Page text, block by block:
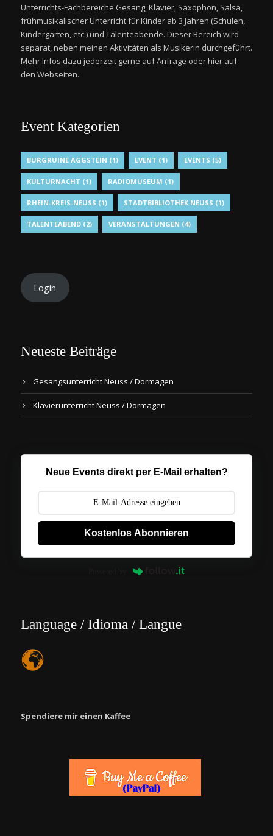
Unterrichts-Fachbereiche Gesang, Klavier, Saxophon, Salsa,
frühmusikalischer Unterricht für Kinder ab 3 Jahren (Schulen,
Kindergärten, etc.) und Talenteabende. Dieser Bereich wird
separat, neben meinen Aktivitäten als Musikerin durchgeführt.
Mehr Infos dazu jederzeit gerne auf Anfrage oder hier auf
den Webseiten.
Event Kategorien
BURGRUINE AGGSTEIN (1) EVENT (1) EVENTS (5)
KULTURNACHT (1) RADIOMUSEUM (1)
RHEIN-KREIS-NEUSS (1) STADTBIBLIOTHEK NEUSS (1)
TALENTEABEND (2) VERANSTALTUNGEN (4)
Login
Neueste Beiträge
Gesangsunterricht Neuss / Dormagen
Klavierunterricht Neuss / Dormagen
Neue Events direkt per E-Mail erhalten?
Kostenlos Abonnieren
Language / Idioma / Langue
Spendiere mir einen Kaffee